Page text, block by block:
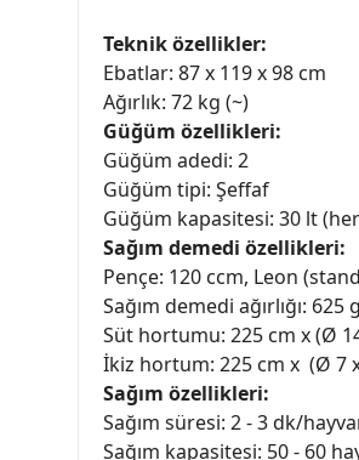
Teknik özellikler:
Ebatlar: 87 x 119 x 98 cm
Ağırlık: 72 kg (~)
Güğüm özellikleri:
Güğüm adedi: 2
Güğüm tipi: Şeffaf
Güğüm kapasitesi: 30 lt
Sağım demedi özellikleri:
Pençe: 120 ccm, Leon
Sağım demedi ağırlığı: 625
Süt hortumu: 225 cm x (Ø
İkiz hortum: 225 cm x (Ø 7
Sağım özellikleri:
Sağım süresi: 2 - 3 dk/
Sağım kapasitesi: 50 - 60